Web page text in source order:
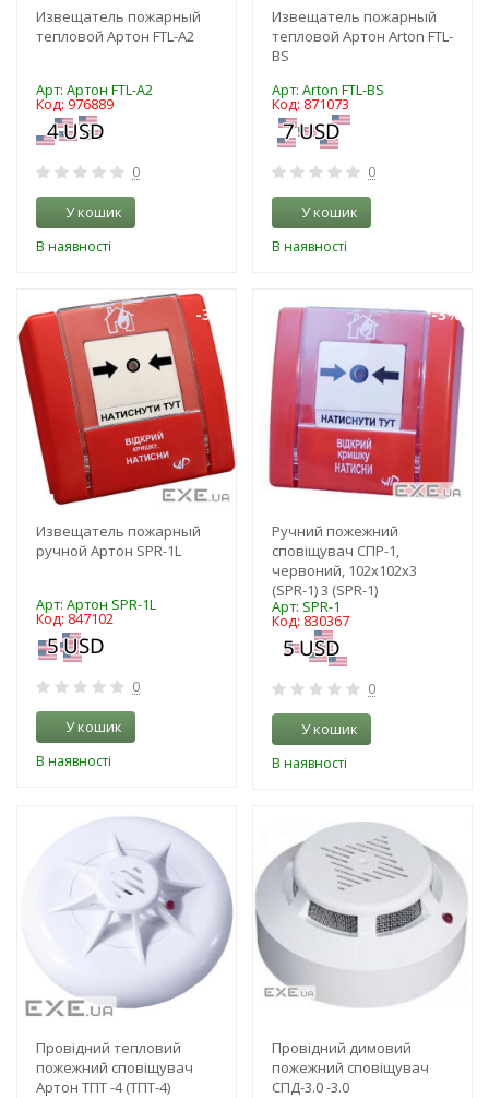
Извещатель пожарный
тепловой Артон FTL-A2
Арт: Артон FTL-A2
Код: 976889
0
У кошик
В наявності
Извещатель пожарный
тепловой Артон Arton FTL-
BS
Арт: Arton FTL-BS
Код: 871073
0
У кошик
В наявності
-3%
Извещатель пожарный
ручной Артон SPR-1L
Арт: Артон SPR-1L
Код: 847102
0
У кошик
В наявності
-3%
Ручний пожежний
сповіщувач СПР-1,
червоний, 102х102х3
(SPR-1) 3 (SPR-1)
Арт: SPR-1
Код: 830367
0
У кошик
В наявності
Провідний тепловий
пожежний сповіщувач
Артон ТПТ -4 (ТПТ-4)
Провідний димовий
пожежний сповіщувач
СПД-3.0 -3.0